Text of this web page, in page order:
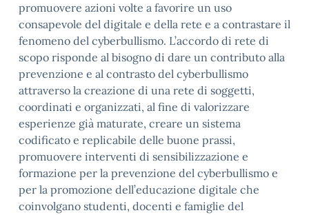
promuovere azioni volte a favorire un uso
consapevole del digitale e della rete e a contrastare il
fenomeno del cyberbullismo. L’accordo di rete di
scopo risponde al bisogno di dare un contributo alla
prevenzione e al contrasto del cyberbullismo
attraverso la creazione di una rete di soggetti,
coordinati e organizzati, al fine di valorizzare
esperienze già maturate, creare un sistema
codificato e replicabile delle buone prassi,
promuovere interventi di sensibilizzazione e
formazione per la prevenzione del cyberbullismo e
per la promozione dell’educazione digitale che
coinvolgano studenti, docenti e famiglie del